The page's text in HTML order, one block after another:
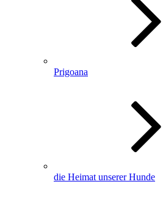
Prigoana
die Heimat unserer Hunde